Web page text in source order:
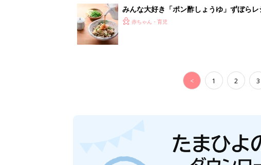
みんな大好き「ポン酢しょうゆ」ずぼら
養学的にも最高⁉
赤ちゃん・育児
< 1 2 3